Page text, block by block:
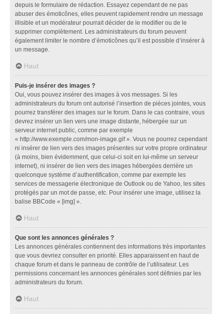
depuis le formulaire de rédaction. Essayez cependant de ne pas
abuser des émoticônes, elles peuvent rapidement rendre un message
illisible et un modérateur pourrait décider de le modifier ou de le
supprimer complètement. Les administrateurs du forum peuvent
également limiter le nombre d’émoticônes qu’il est possible d’insérer à
un message.
Haut
Puis-je insérer des images ?
Oui, vous pouvez insérer des images à vos messages. Si les
administrateurs du forum ont autorisé l’insertion de pièces jointes, vous
pourrez transférer des images sur le forum. Dans le cas contraire, vous
devrez insérer un lien vers une image distante, hébergée sur un
serveur internet public, comme par exemple
« http://www.exemple.com/mon-image.gif ». Vous ne pourrez cependant
ni insérer de lien vers des images présentes sur votre propre ordinateur
(à moins, bien évidemment, que celui-ci soit en lui-même un serveur
internet), ni insérer de lien vers des images hébergées derrière un
quelconque système d’authentification, comme par exemple les
services de messagerie électronique de Outlook ou de Yahoo, les sites
protégés par un mot de passe, etc. Pour insérer une image, utilisez la
balise BBCode « [img] ».
Haut
Que sont les annonces générales ?
Les annonces générales contiennent des informations très importantes
que vous devriez consulter en priorité. Elles apparaissent en haut de
chaque forum et dans le panneau de contrôle de l’utilisateur. Les
permissions concernant les annonces générales sont définies par les
administrateurs du forum.
Haut